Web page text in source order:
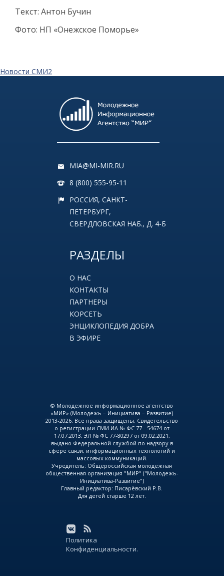
Текст: Антон Бучин
Фото: НП «Онежское Поморье»
Новости СМИ2
MIA@MI-MIR.RU
8 (800) 555-95-11
РОССИЯ, САНКТ-
ПЕТЕРБУРГ,
СВЕРДЛОВСКАЯ НАБ., Д. 4-Б
РАЗДЕЛЫ
О НАС
КОНТАКТЫ
ПАРТНЕРЫ
КОРСЕТЬ
ЭНЦИКЛОПЕДИЯ ДОБРА
В ЭФИРЕ
© Молодежное информационное агентство
«МИР» (Молодежь – Инициатива – Развитие)
2013-2026. Все права защищены. Свидетельство
о регистрации СМИ ИА № ФС 77 - 54674 от
17.07.2013, ЭЛ № ФС 77-80297 от 09.02.2021,
выдано Федеральной службой по надзору в
сфере связи, информационных технологий и
массовых коммуникаций.
Учредитель: Общероссийская молодежная
общественная организация "МИР" ("Молодежь-
Инициатива-Развитие")
Главный редактор: Писарёвский Р.В.
Для детей старше 12 лет.
Политика
Конфиденциальности.